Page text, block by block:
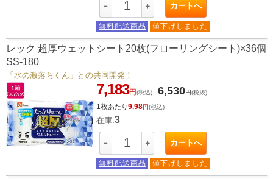
－ ＋ カートへ
無料配送商品 値下げしました
レック 超厚ウェットシート20枚(フローリングシート)×36個
SS-180
「水の激落ちくん」との共同開発！
7,183円(税込) 6,530円(税抜)
1枚あたり9.98円(税込)
在庫:3
－ ＋ カートへ
無料配送商品 値下げしました